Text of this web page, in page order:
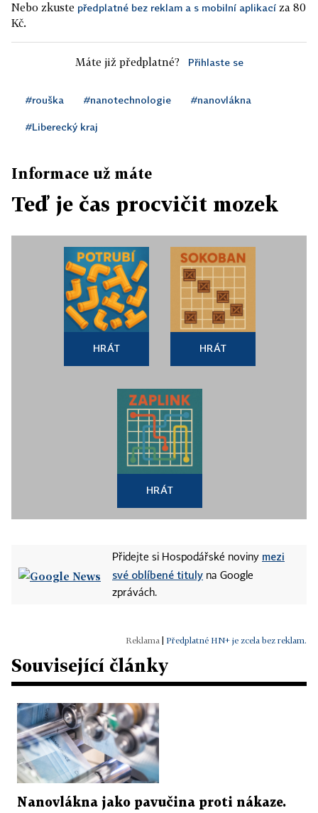
Nebo zkuste předplatné bez reklam a s mobilní aplikací za 80
Kč.
Máte již předplatné? Přihlaste se
#rouška #nanotechnologie #nanovlákna
#Liberecký kraj
Informace už máte
Teď je čas procvičit mozek
HRÁT HRÁT
HRÁT
Přidejte si Hospodářské noviny mezi
své oblíbené tituly na Google
zprávách.
Předplatné HN+ je zcela bez reklam.
Související články
Nanovlákna jako pavučina proti nákaze.